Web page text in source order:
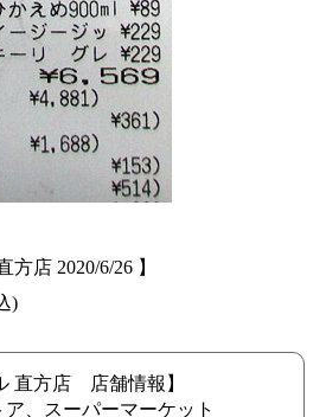
方店 2020/6/26 】
)
直方店 店舗情報】
、スーパーマーケット